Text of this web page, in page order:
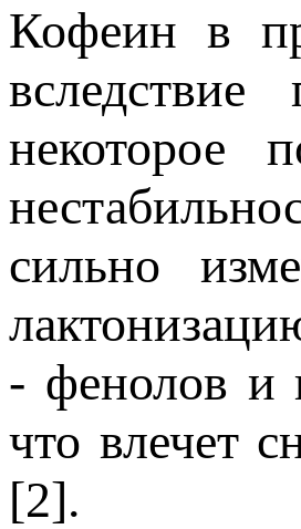
Кофеин в
некоторое
сильно
- фенолов и
что влечет
[2].